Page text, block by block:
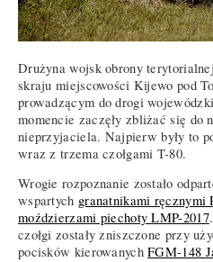
Drużyna wojsk obrony
skraju miejscowości Kijewo pod
prowadzącym do drogi
momencie zaczęły zbliżać się do
nieprzyjaciela. Najpierw były to
wraz z trzema czołgami T-80.
Wrogie rozpoznanie zostało
wspartych granatnikami ręcznymi
moździerzami piechoty LMP-2017
czołgi zostały zniszczone przy
pocisków kierowanychFGM-148